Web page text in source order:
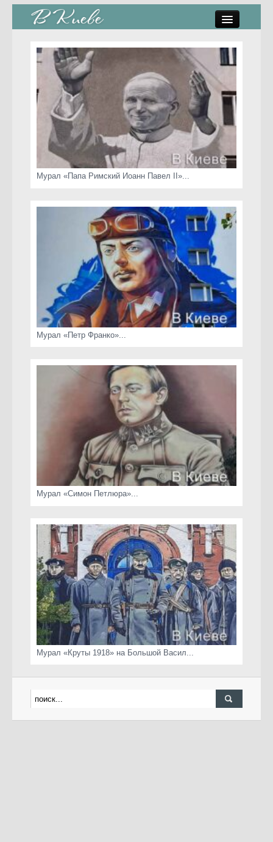
стрит-арт
коты Киева
скамейки
часы Киева
Мурал «Папа Римский Иоанн Павел II»...
Мурал «Петр Франко»...
Мурал «Симон Петлюра»...
Мурал «Круты 1918» на Большой Васил...